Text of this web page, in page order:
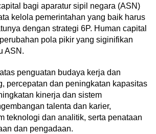
bagi aparatur sipil negara (ASN)
kelola pemerintahan yang baik harus
dengan strategi 6P. Human capital
pola pikir yang siginifikan
ASN.
penguatan budaya kerja dan
percepatan dan peningkatan kapasitas
kinerja dan sistem
talenta dan karier,
teknologi dan analitik, serta penataan
dan pengadaan.